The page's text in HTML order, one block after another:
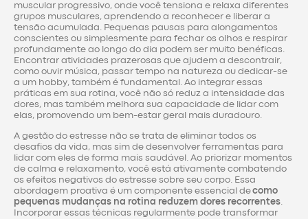
muscular progressivo, onde você tensiona e relaxa diferentes
grupos musculares, aprendendo a reconhecer e liberar a
tensão acumulada. Pequenas pausas para alongamentos
conscientes ou simplesmente para fechar os olhos e respirar
profundamente ao longo do dia podem ser muito benéficas.
Encontrar atividades prazerosas que ajudem a descontrair,
como ouvir música, passar tempo na natureza ou dedicar-se
a um hobby, também é fundamental. Ao integrar essas
práticas em sua rotina, você não só reduz a intensidade das
dores, mas também melhora sua capacidade de lidar com
elas, promovendo um bem-estar geral mais duradouro.
A gestão do estresse não se trata de eliminar todos os
desafios da vida, mas sim de desenvolver ferramentas para
lidar com eles de forma mais saudável. Ao priorizar momentos
de calma e relaxamento, você está ativamente combatendo
os efeitos negativos do estresse sobre seu corpo. Essa
abordagem proativa é um componente essencial decomo
pequenas mudanças na rotina reduzem dores recorrentes
Incorporar essas técnicas regularmente pode transformar